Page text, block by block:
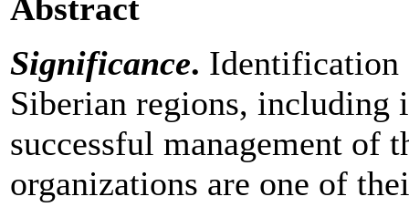
Abstract
Significance. Identification
Siberian regions, including
successful management of
organizations are one of